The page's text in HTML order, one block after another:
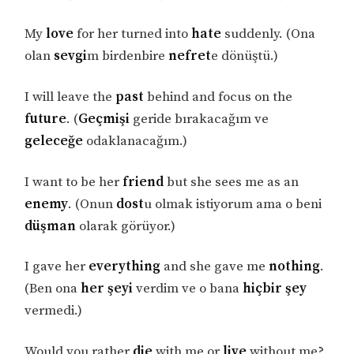
Mylovefor her turned intohate suddenly. (Ona
olan sevgim birdenbirenefrete dönüştü.)
I will leave the past behind and focus on the
future. (Geçmişi geride bırakacağım ve
geleceğe odaklanacağım.)
I want to be her friendbut she sees me as an
enemy. (Onun dostu olmak istiyorum ama o beni
düşman olarak görüyor.)
I gave her everything and she gave menothing.
(Ben onaher şeyiverdim ve o banahiçbir şey
vermedi.)